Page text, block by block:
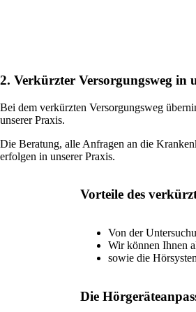
2. Verkürzter Versorgungsweg in
Bei dem verkürzten Versorgungsweg
unserer Praxis.
Die Beratung, alle Anfragen an die
erfolgen in unserer Praxis.
Vorteile des
Von der
Wir können Ihnen
sowie die
Die